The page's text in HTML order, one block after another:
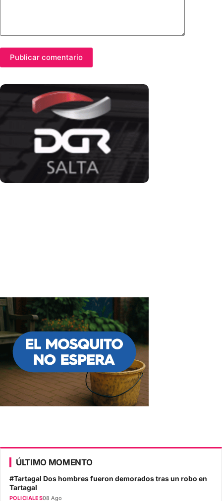
Publicar comentario
ÚLTIMO MOMENTO
#Tartagal Dos hombres fueron demorados tras un robo en
Tartagal
POLICIALES08 Ago